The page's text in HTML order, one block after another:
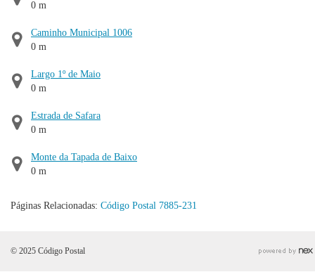
0 m
Caminho Municipal 1006
0 m
Largo 1º de Maio
0 m
Estrada de Safara
0 m
Monte da Tapada de Baixo
0 m
Páginas Relacionadas: Código Postal 7885-231
© 2025 Código Postal